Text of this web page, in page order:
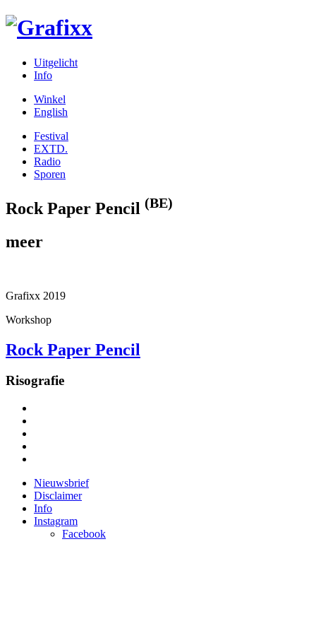
Uitgelicht
Info
Winkel
English
Festival
EXTD.
Radio
Sporen
Rock Paper Pencil (BE)
meer
Grafixx 2019
Workshop
Rock Paper Pencil
Risografie
Nieuwsbrief
Disclaimer
Info
Instagram
Facebook